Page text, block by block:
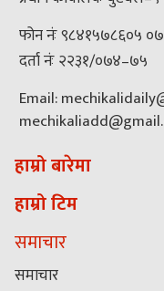
फोन नंः ९८४१५७८६०५
दर्ता नंः २२३१/०७४–७५
Email:
हाम्रो बारेमा
हाम्रो टिम
समाचार
समाचार